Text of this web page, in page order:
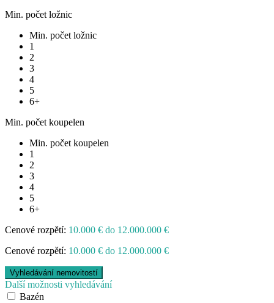
Min. počet ložnic
Min. počet ložnic
1
2
3
4
5
6+
Min. počet koupelen
Min. počet koupelen
1
2
3
4
5
6+
Cenové rozpětí: 10.000 € do 12.000.000 €
Cenové rozpětí: 10.000 € do 12.000.000 €
Další možnosti vyhledávání
Bazén